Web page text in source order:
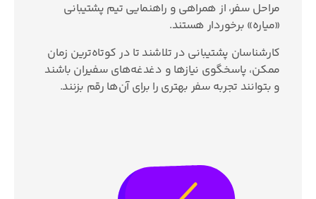
مراحل سفر، از همراهی و راهنمایی تیم پشتیبانی
«میاره» برخوردار هستند.
کارشناسان پشتیبانی در تلاشند تا در کوتاه‌ترین زمان
ممکن، پاسخگوی نیازها و دغدغه‌های سفیران باشند
و بتوانند تجربه سفر بهتری را برای آن‌ها رقم بزنند.